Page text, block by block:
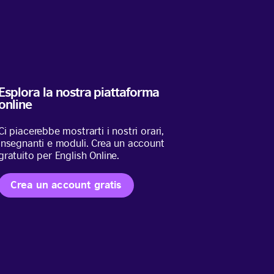
la nostra piattaforma
piacerebbe mostrarti i nostri orari,
e moduli. Crea un account
per English Online.
Crea un account gratis